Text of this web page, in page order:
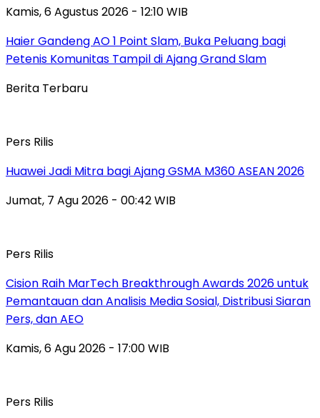
Kamis, 6 Agustus 2026 - 12:10 WIB
Haier Gandeng AO 1 Point Slam, Buka Peluang bagi
Petenis Komunitas Tampil di Ajang Grand Slam
Berita Terbaru
Pers Rilis
Huawei Jadi Mitra bagi Ajang GSMA M360 ASEAN 2026
Jumat, 7 Agu 2026 - 00:42 WIB
Pers Rilis
Cision Raih MarTech Breakthrough Awards 2026 untuk
Pemantauan dan Analisis Media Sosial, Distribusi Siaran
Pers, dan AEO
Kamis, 6 Agu 2026 - 17:00 WIB
Pers Rilis